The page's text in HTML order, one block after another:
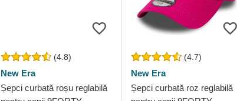
(4.8)
New Era
Șepci curbată roșu reglabilă
(4.7)
New Era
Șepci curbată roz reglabilă